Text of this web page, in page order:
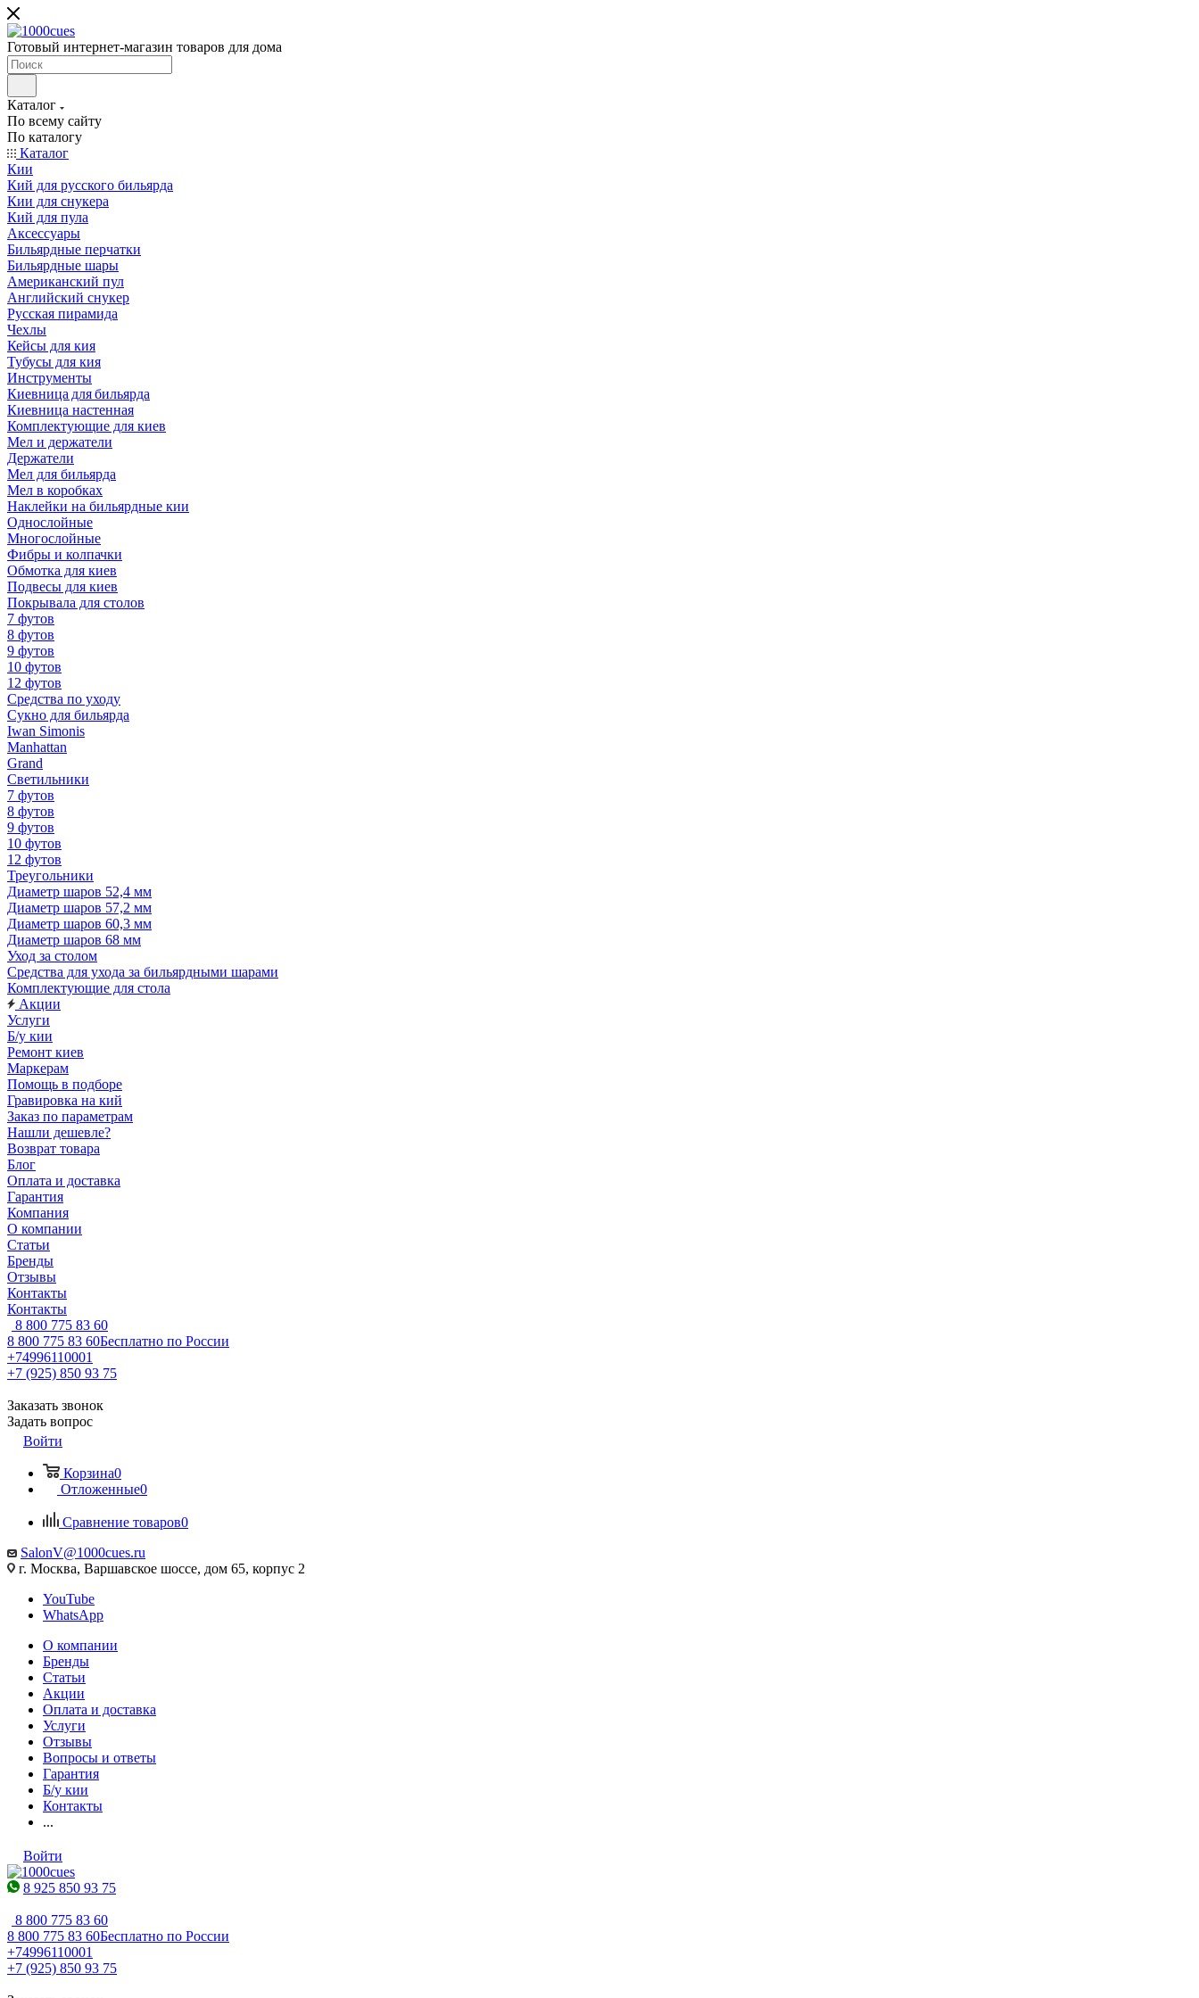
Готовый интернет-магазин товаров для дома
Каталог
По всему сайту
По каталогу
Каталог
Кии
Кий для русского бильярда
Кии для снукера
Кий для пула
Аксессуары
Бильярдные перчатки
Бильярдные шары
Американский пул
Английский снукер
Русская пирамида
Чехлы
Кейсы для кия
Тубусы для кия
Инструменты
Киевница для бильярда
Киевница настенная
Комплектующие для киев
Мел и держатели
Держатели
Мел для бильярда
Мел в коробках
Наклейки на бильярдные кии
Однослойные
Многослойные
Фибры и колпачки
Обмотка для киев
Подвесы для киев
Покрывала для столов
7 футов
8 футов
9 футов
10 футов
12 футов
Средства по уходу
Сукно для бильярда
Iwan Simonis
Manhattan
Grand
Светильники
7 футов
8 футов
9 футов
10 футов
12 футов
Треугольники
Диаметр шаров 52,4 мм
Диаметр шаров 57,2 мм
Диаметр шаров 60,3 мм
Диаметр шаров 68 мм
Уход за столом
Средства для ухода за бильярдными шарами
Комплектующие для стола
Акции
Услуги
Б/у кии
Ремонт киев
Маркерам
Помощь в подборе
Гравировка на кий
Заказ по параметрам
Нашли дешевле?
Возврат товара
Блог
Оплата и доставка
Гарантия
Компания
О компании
Статьи
Бренды
Отзывы
Контакты
Контакты
8 800 775 83 60
8 800 775 83 60Бесплатно по России
+74996110001
+7 (925) 850 93 75
Заказать звонок
Задать вопрос
Войти
Корзина0
Отложенные0
Сравнение товаров0
SalonV@1000cues.ru
г. Москва, Варшавское шоссе, дом 65, корпус 2
YouTube
WhatsApp
О компании
Бренды
Статьи
Акции
Оплата и доставка
Услуги
Отзывы
Вопросы и ответы
Гарантия
Б/у кии
Контакты
...
Войти
8 925 850 93 75
8 800 775 83 60
8 800 775 83 60Бесплатно по России
+74996110001
+7 (925) 850 93 75